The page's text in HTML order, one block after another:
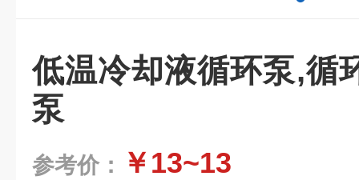
低温冷却液循环泵,循
泵
参考价： ￥13~13